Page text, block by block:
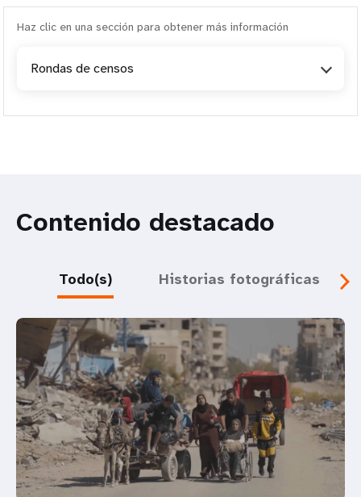
Haz clic en una sección para obtener más información
Rondas de censos
Contenido destacado
Todo(s) Historias fotográficas